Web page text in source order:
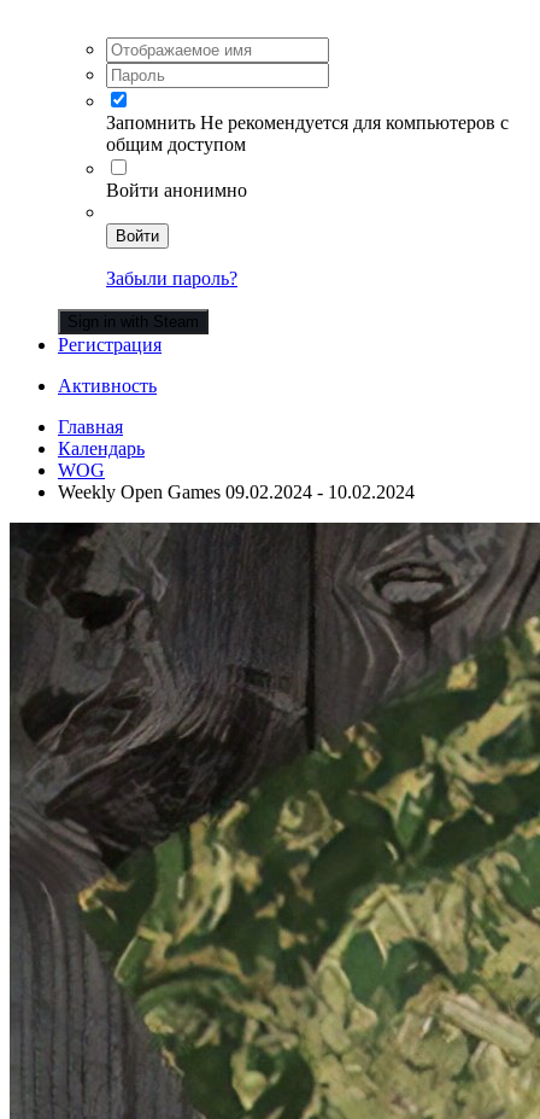
Запомнить Не рекомендуется для компьютеров с
общим доступом
Войти анонимно
Войти
Забыли пароль?
Sign in with Steam
Регистрация
Активность
Главная
Календарь
WOG
Weekly Open Games 09.02.2024 - 10.02.2024